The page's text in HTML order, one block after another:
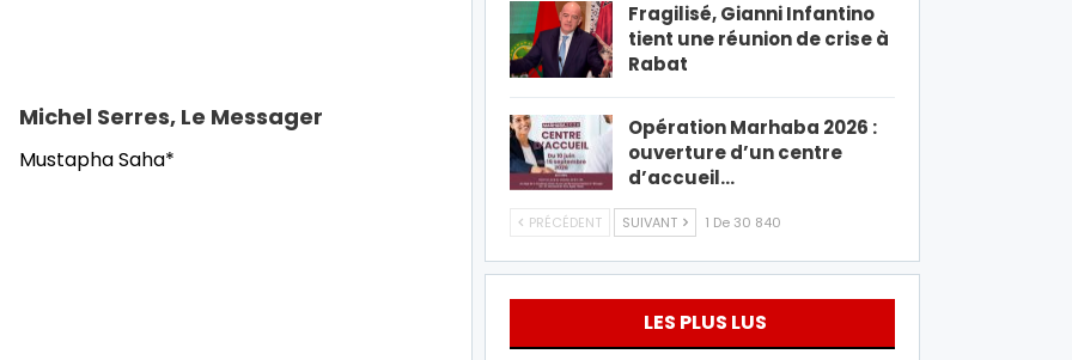
Michel Serres, Le Messager
Mustapha Saha*
Fragilisé, Gianni Infantino
tient une réunion de crise à
Rabat
Opération Marhaba 2026 :
ouverture d’un centre
d’accueil…
PRÉCÉDENT SUIVANT 1 De 30 840
LES PLUS LUS